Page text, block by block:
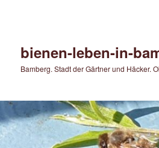
bienen-leben-in-
Bamberg. Stadt der Gärtner und Häcker.